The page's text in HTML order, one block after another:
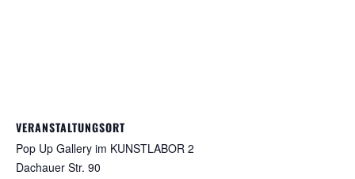
VERANSTALTUNGSORT
Pop Up Gallery im KUNSTLABOR 2
Dachauer Str. 90